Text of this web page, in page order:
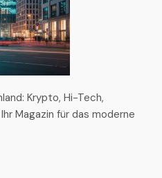
Krypto, Hi-Tech,
Magazin für das moderne